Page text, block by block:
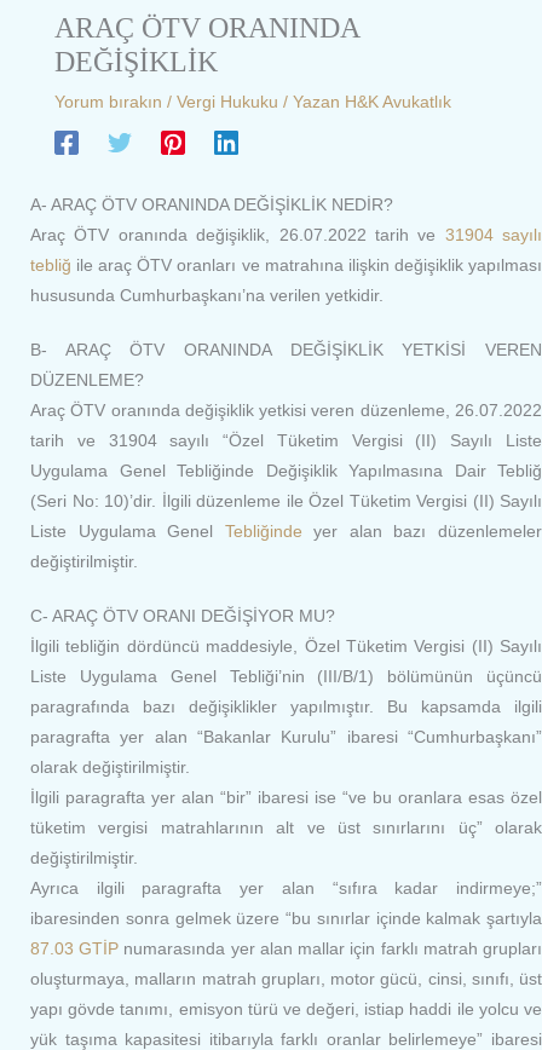
ARAÇ ÖTV ORANINDA
DEĞİŞİKLİK
Yorum bırakın / Vergi Hukuku / Yazan H&K Avukatlık
A- ARAÇ ÖTV ORANINDA DEĞİŞİKLİK NEDİR?
Araç ÖTV oranında değişiklik, 26.07.2022 tarih ve 31904 sayılı
tebliğ ile araç ÖTV oranları ve matrahına ilişkin değişiklik yapılması
hususunda Cumhurbaşkanı’na verilen yetkidir.
B- ARAÇ ÖTV ORANINDA DEĞİŞİKLİK YETKİSİ VEREN
DÜZENLEME?
Araç ÖTV oranında değişiklik yetkisi veren düzenleme, 26.07.2022
tarih ve 31904 sayılı “Özel Tüketim Vergisi (II) Sayılı Liste
Uygulama Genel Tebliğinde Değişiklik Yapılmasına Dair Tebliğ
(Seri No: 10)’dir. İlgili düzenleme ile Özel Tüketim Vergisi (II) Sayılı
Liste Uygulama Genel Tebliğinde yer alan bazı düzenlemeler
değiştirilmiştir.
C- ARAÇ ÖTV ORANI DEĞİŞİYOR MU?
İlgili tebliğin dördüncü maddesiyle, Özel Tüketim Vergisi (II) Sayılı
Liste Uygulama Genel Tebliği’nin (III/B/1) bölümünün üçüncü
paragrafında bazı değişiklikler yapılmıştır. Bu kapsamda ilgili
paragrafta yer alan “Bakanlar Kurulu” ibaresi “Cumhurbaşkanı”
olarak değiştirilmiştir.
İlgili paragrafta yer alan “bir” ibaresi ise “ve bu oranlara esas özel
tüketim vergisi matrahlarının alt ve üst sınırlarını üç” olarak
değiştirilmiştir.
Ayrıca ilgili paragrafta yer alan “sıfıra kadar indirmeye;”
ibaresinden sonra gelmek üzere “bu sınırlar içinde kalmak şartıyla
87.03 GTİP numarasında yer alan mallar için farklı matrah grupları
oluşturmaya, malların matrah grupları, motor gücü, cinsi, sınıfı, üst
yapı gövde tanımı, emisyon türü ve değeri, istiap haddi ile yolcu ve
yük taşıma kapasitesi itibarıyla farklı oranlar belirlemeye” ibaresi